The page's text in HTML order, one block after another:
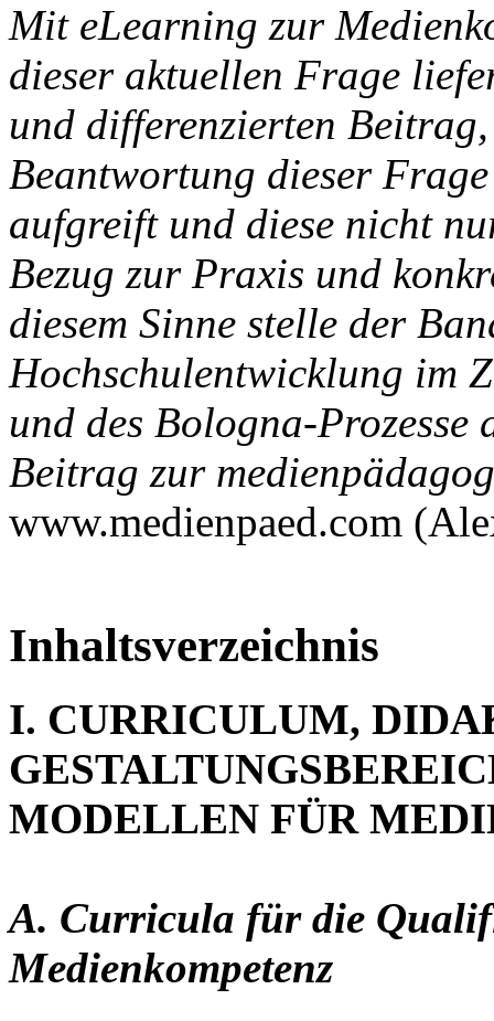
Mit eLearning zur
dieser aktuellen Frage
und differenzierten
Beantwortung dieser
aufgreift und diese nicht
Bezug zur Praxis und
diesem Sinne stelle der
Hochschulentwicklung im
und des Bologna-Prozesse
Beitrag zur
www.medienpaed.com
Inhaltsverzeichnis
I. CURRICULUM,
MODELLEN FÜR
A. Curricula für die
Medienkompetenz